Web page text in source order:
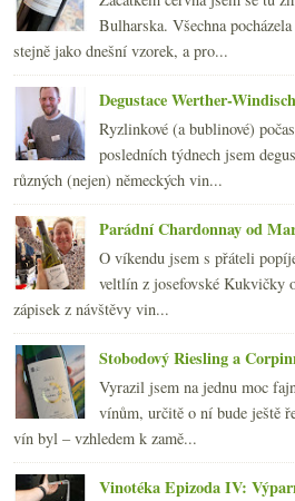
54°C aneb sous vide pokusy –
Málo sexu mezi révami, články o
ledna
2010 (249)
►2009(249)
►2008(270)
►2007(108)
Bulharska. Všechna
stejně jako dnešní vzorek, a pro...
Degustace Werther-
Ryzlinkové (a bublinové)
posledních týdnech jsem
různých (nejen) německých vin...
Parádní Chardonnay od
O víkendu jsem s přáteli
veltlín z josefovské Kukvičky
zápisek z návštěvy vin...
Stobodový Riesling a
Vyrazil jsem na jednu moc
vínům, určitě o ní bude ještě
vín byl – vzhledem k zamě...
Vinotéka Epizoda IV: